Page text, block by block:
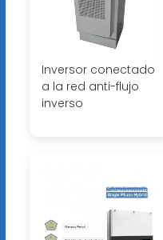
Inversor conectado
a la red anti-flujo
inverso